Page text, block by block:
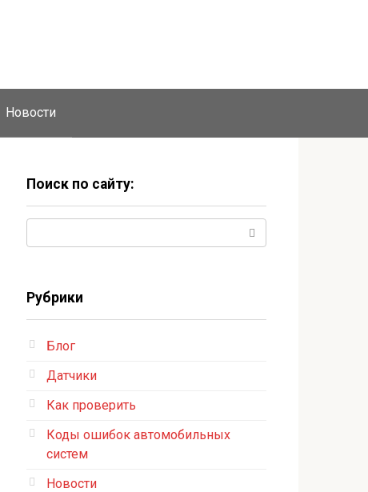
Новости
Поиск по сайту:
Рубрики
Блог
Датчики
Как проверить
Коды ошибок автомобильных
систем
Новости